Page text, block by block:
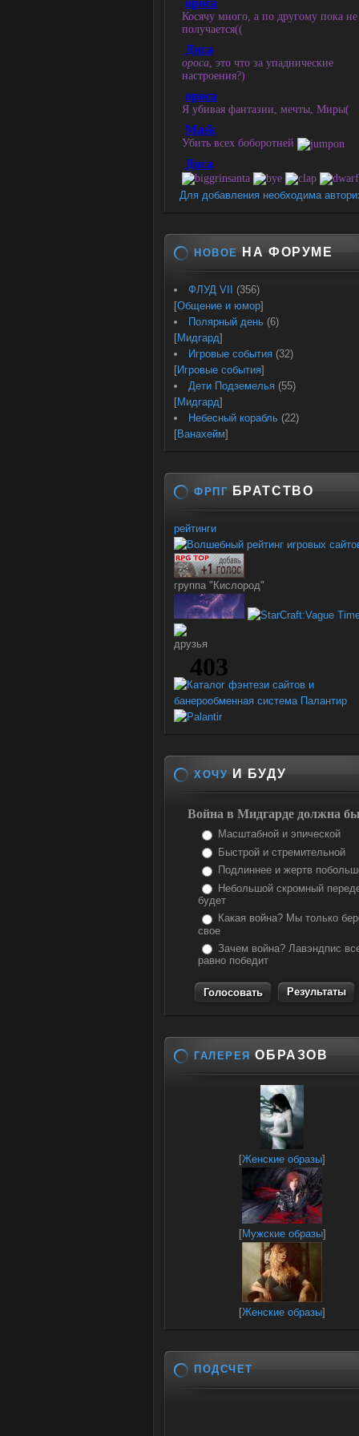
Для добавления необходима
НОВОЕ НА ФОРУМЕ
ФЛУД VII
(356)
[Общение и юмор]
Полярный день (6)
[Мидгард]
Игровые события (32)
[Игровые события]
Дети Подземелья (55)
[Мидгард]
Небесный корабль (22)
[Ванахейм]
ФРПГ БРАТСТВО
рейтинги
группа "Кислород"
друзья
ХОЧУ И БУДУ
Война в Мидгарде должна
Масштабной и эпической
Быстрой и стремительной
Подлиннее и жертв
Небольшой скромный
будет
Какая война? Мы только
свое
Зачем война? Лавэндпис
равно победит
Результаты
ГАЛЕРЕЯ ОБРАЗОВ
[Женские образы]
[Мужские образы]
[Женские образы]
ПОДСЧЕТ